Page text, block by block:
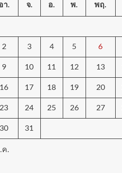
า. จ. อ. พ. พฤ.
2 3 4 5 6
9 10 11 12 13
16 17 18 19 20
23 24 25 26 27
30 31
ค.